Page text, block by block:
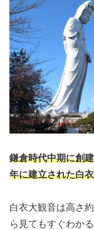
鎌倉時代中期に創
年に建立された白
白衣大観音は高さ
ら見てもすぐわか